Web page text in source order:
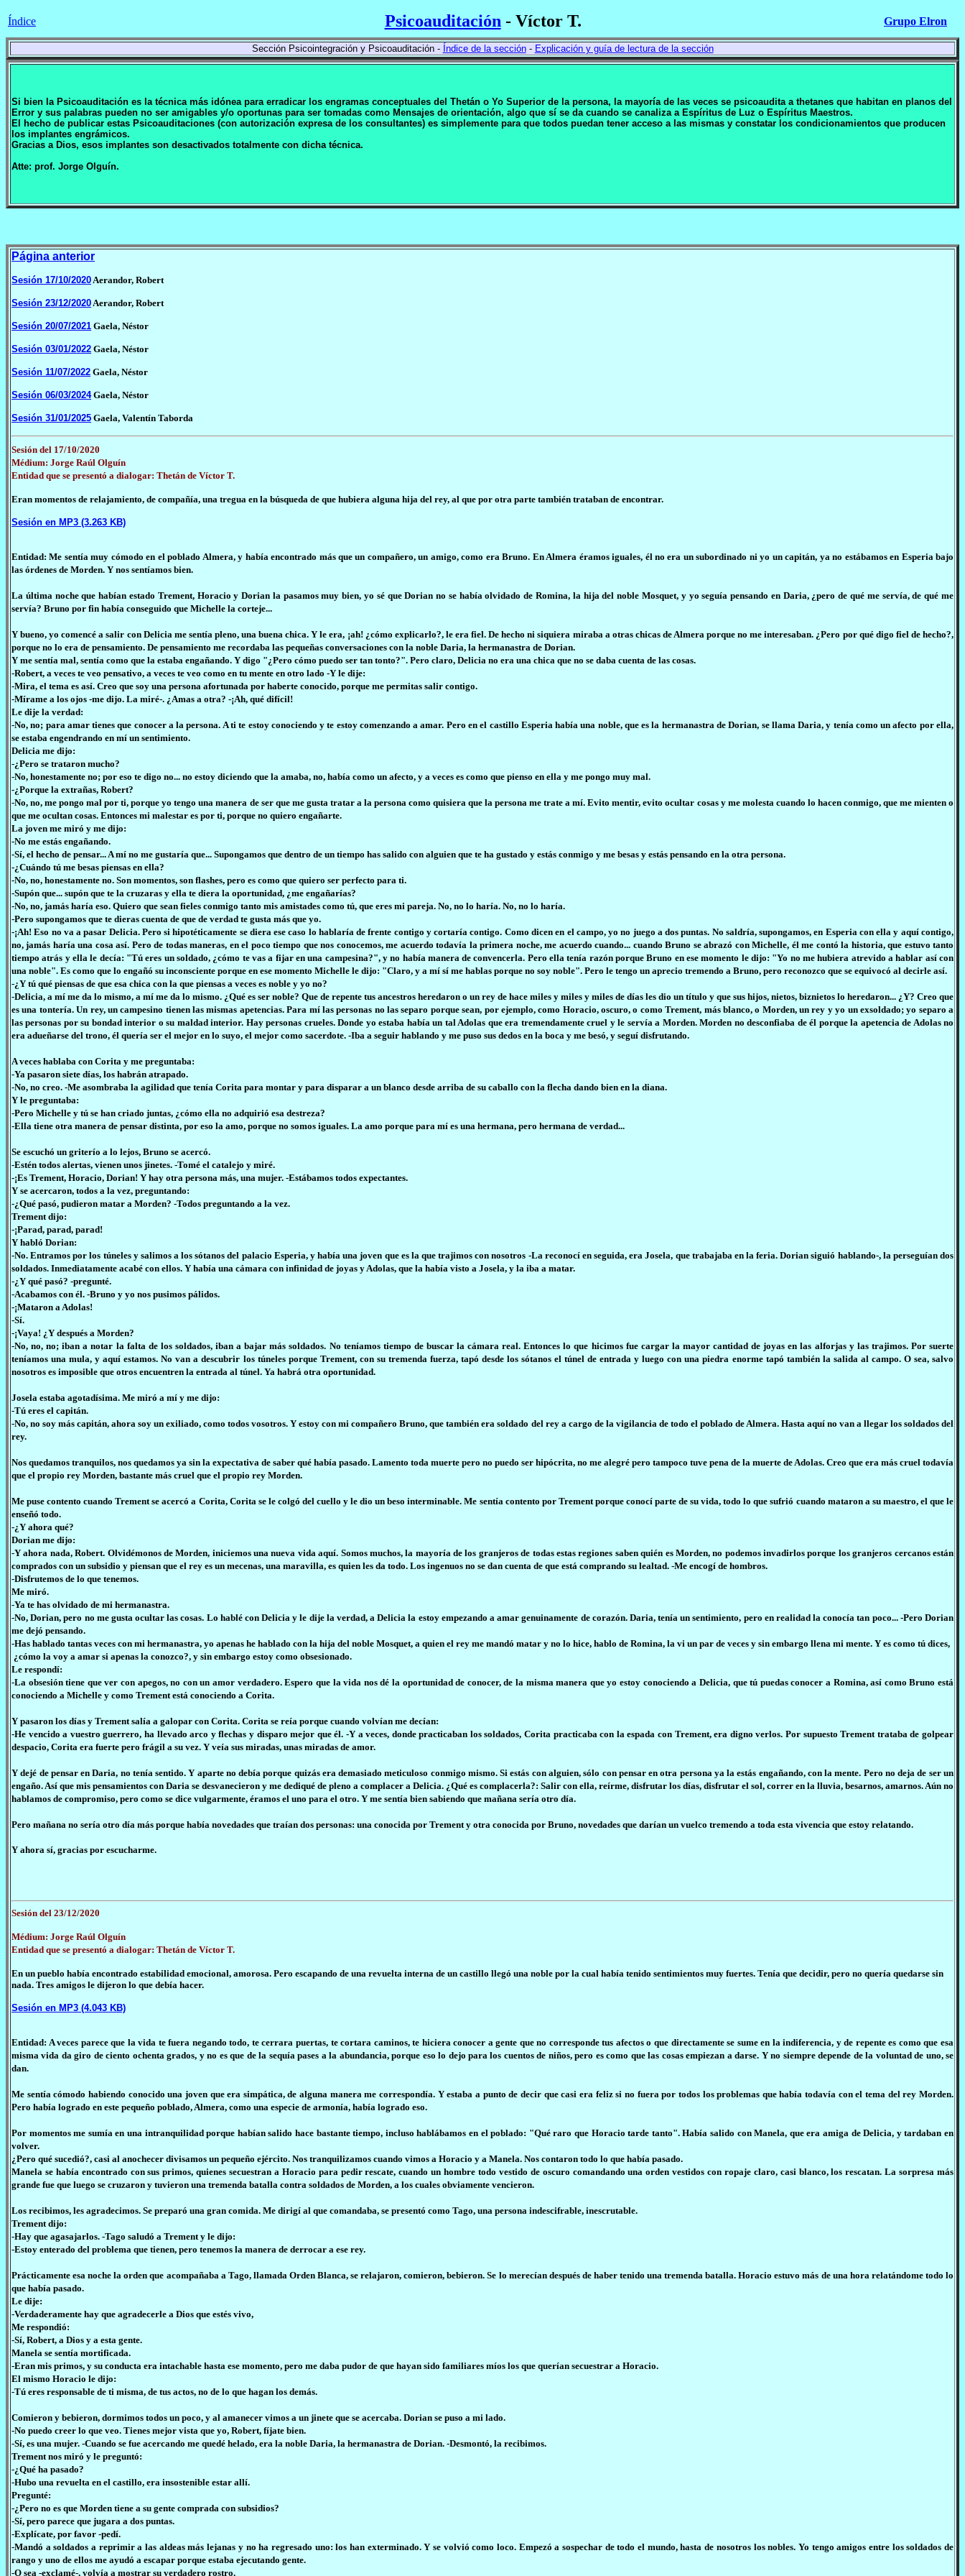
Índice Psicoauditación - Víctor T. Grupo Elron
Sección Psicointegración y Psicoauditación - Índice de la sección- Explicación y guía de lectura de la sección
Si bien la Psicoauditación es la técnica más idónea para erradicar los engramas conceptuales del Thetán o Yo Superior de la persona, la mayoría de las veces se psicoaudita a thetanes que habitan en planos del
Error y sus palabras pueden no ser amigables y/o oportunas para ser tomadas como Mensajes de orientación, algo que sí se da cuando se canaliza a Espíritus de Luz o Espíritus Maestros.
El hecho de publicar estas Psicoauditaciones (con autorización expresa de los consultantes) es simplemente para que todos puedan tener acceso a las mismas y constatar los condicionamientos que producen
los implantes engrámicos.
Gracias a Dios, esos implantes son desactivados totalmente con dicha técnica.
Atte: prof. Jorge Olguín.
Página anterior
Sesión 17/10/2020Aerandor, Robert
Sesión 23/12/2020Aerandor, Robert
Sesión 20/07/2021 Gaela, Néstor
Sesión 03/01/2022 Gaela, Néstor
Sesión 11/07/2022 Gaela, Néstor
Sesión 06/03/2024Gaela, Néstor
Sesión 31/01/2025 Gaela, Valentín Taborda
Sesión del 17/10/2020
Médium: Jorge Raúl Olguín
Entidad que se presentó a dialogar: Thetán de Víctor T.
Eran momentos de relajamiento, de compañía, una tregua en la búsqueda de que hubiera alguna hija del rey, al que por otra parte también trataban de encontrar.
Sesión en MP3 (3.263 KB)
Entidad: Me sentía muy cómodo en el poblado Almera, y había encontrado más que un compañero, un amigo, como era Bruno. En Almera éramos iguales, él no era un subordinado ni yo un capitán, ya no estábamos en Esperia bajo
las órdenes de Morden. Y nos sentíamos bien.
La última noche que habían estado Trement, Horacio y Dorian la pasamos muy bien, yo sé que Dorian no se había olvidado de Romina, la hija del noble Mosquet, y yo seguía pensando en Daria, ¿pero de qué me servía, de qué me
servía? Bruno por fin había conseguido que Michelle la corteje...
Y bueno, yo comencé a salir con Delicia me sentía pleno, una buena chica. Y le era, ¡ah! ¿cómo explicarlo?, le era fiel. De hecho ni siquiera miraba a otras chicas de Almera porque no me interesaban. ¿Pero por qué digo fiel de hecho?,
porque no lo era de pensamiento. De pensamiento me recordaba las pequeñas conversaciones con la noble Daria, la hermanastra de Dorian.
Y me sentía mal, sentía como que la estaba engañando. Y digo "¿Pero cómo puedo ser tan tonto?". Pero claro, Delicia no era una chica que no se daba cuenta de las cosas.
-Robert, a veces te veo pensativo, a veces te veo como en tu mente en otro lado -Y le dije:
-Mira, el tema es así. Creo que soy una persona afortunada por haberte conocido, porque me permitas salir contigo.
-Mírame a los ojos -me dijo. La miré-. ¿Amas a otra? -¡Ah, qué difícil!
Le dije la verdad:
-No, no; para amar tienes que conocer a la persona. A ti te estoy conociendo y te estoy comenzando a amar. Pero en el castillo Esperia había una noble, que es la hermanastra de Dorian, se llama Daria, y tenía como un afecto por ella,
se estaba engendrando en mí un sentimiento.
Delicia me dijo:
-¿Pero se trataron mucho?
-No, honestamente no; por eso te digo no... no estoy diciendo que la amaba, no, había como un afecto, y a veces es como que pienso en ella y me pongo muy mal.
-¿Porque la extrañas, Robert?
-No, no, me pongo mal por ti, porque yo tengo una manera de ser que me gusta tratar a la persona como quisiera que la persona me trate a mí. Evito mentir, evito ocultar cosas y me molesta cuando lo hacen conmigo, que me mienten o
que me ocultan cosas. Entonces mi malestar es por ti, porque no quiero engañarte.
La joven me miró y me dijo:
-No me estás engañando.
-Sí, el hecho de pensar... A mí no me gustaría que... Supongamos que dentro de un tiempo has salido con alguien que te ha gustado y estás conmigo y me besas y estás pensando en la otra persona.
-¿Cuándo tú me besas piensas en ella?
-No, no, honestamente no. Son momentos, son flashes, pero es como que quiero ser perfecto para ti.
-Supón que... supón que te la cruzaras y ella te diera la oportunidad, ¿me engañarías?
-No, no, jamás haría eso. Quiero que sean fieles conmigo tanto mis amistades como tú, que eres mi pareja. No, no lo haría. No, no lo haría.
-Pero supongamos que te dieras cuenta de que de verdad te gusta más que yo.
-¡Ah! Eso no va a pasar Delicia. Pero si hipotéticamente se diera ese caso lo hablaría de frente contigo y cortaría contigo. Como dicen en el campo, yo no juego a dos puntas. No saldría, supongamos, en Esperia con ella y aquí contigo,
no, jamás haría una cosa así. Pero de todas maneras, en el poco tiempo que nos conocemos, me acuerdo todavía la primera noche, me acuerdo cuando... cuando Bruno se abrazó con Michelle, él me contó la historia, que estuvo tanto
tiempo atrás y ella le decía: "Tú eres un soldado, ¿cómo te vas a fijar en una campesina?", y no había manera de convencerla. Pero ella tenía razón porque Bruno en ese momento le dijo: "Yo no me hubiera atrevido a hablar así con
una noble". Es como que lo engañó su inconsciente porque en ese momento Michelle le dijo: "Claro, y a mí sí me hablas porque no soy noble". Pero le tengo un aprecio tremendo a Bruno, pero reconozco que se equivocó al decirle así.
-¿Y tú qué piensas de que esa chica con la que piensas a veces es noble y yo no?
-Delicia, a mí me da lo mismo, a mí me da lo mismo. ¿Qué es ser noble? Que de repente tus ancestros heredaron o un rey de hace miles y miles y miles de días les dio un título y que sus hijos, nietos, biznietos lo heredaron... ¿Y? Creo que
es una tontería. Un rey, un campesino tienen las mismas apetencias. Para mí las personas no las separo porque sean, por ejemplo, como Horacio, oscuro, o como Trement, más blanco, o Morden, un rey y yo un exsoldado; yo separo a
las personas por su bondad interior o su maldad interior. Hay personas crueles. Donde yo estaba había un tal Adolas que era tremendamente cruel y le servía a Morden. Morden no desconfiaba de él porque la apetencia de Adolas no
era adueñarse del trono, él quería ser el mejor en lo suyo, el mejor como sacerdote. -Iba a seguir hablando y me puso sus dedos en la boca y me besó, y seguí disfrutando.
A veces hablaba con Corita y me preguntaba:
-Ya pasaron siete días, los habrán atrapado.
-No, no creo. -Me asombraba la agilidad que tenía Corita para montar y para disparar a un blanco desde arriba de su caballo con la flecha dando bien en la diana.
Y le preguntaba:
-Pero Michelle y tú se han criado juntas, ¿cómo ella no adquirió esa destreza?
-Ella tiene otra manera de pensar distinta, por eso la amo, porque no somos iguales. La amo porque para mí es una hermana, pero hermana de verdad...
Se escuchó un griterío a lo lejos, Bruno se acercó.
-Estén todos alertas, vienen unos jinetes. -Tomé el catalejo y miré.
-¡Es Trement, Horacio, Dorian! Y hay otra persona más, una mujer. -Estábamos todos expectantes.
Y se acercaron, todos a la vez, preguntando:
-¿Qué pasó, pudieron matar a Morden? -Todos preguntando a la vez.
Trement dijo:
-¡Parad, parad, parad!
Y habló Dorian:
-No. Entramos por los túneles y salimos a los sótanos del palacio Esperia, y había una joven que es la que trajimos con nosotros -La reconocí en seguida, era Josela, que trabajaba en la feria. Dorian siguió hablando-, la perseguían dos
soldados. Inmediatamente acabé con ellos. Y había una cámara con infinidad de joyas y Adolas, que la había visto a Josela, y la iba a matar.
-¿Y qué pasó? -pregunté.
-Acabamos con él. -Bruno y yo nos pusimos pálidos.
-¡Mataron a Adolas!
-Sí.
-¡Vaya! ¿Y después a Morden?
-No, no, no; iban a notar la falta de los soldados, iban a bajar más soldados. No teníamos tiempo de buscar la cámara real. Entonces lo que hicimos fue cargar la mayor cantidad de joyas en las alforjas y las trajimos. Por suerte
teníamos una mula, y aquí estamos. No van a descubrir los túneles porque Trement, con su tremenda fuerza, tapó desde los sótanos el túnel de entrada y luego con una piedra enorme tapó también la salida al campo. O sea, salvo
nosotros es imposible que otros encuentren la entrada al túnel. Ya habrá otra oportunidad.
Josela estaba agotadísima. Me miró a mí y me dijo:
-Tú eres el capitán.
-No, no soy más capitán, ahora soy un exiliado, como todos vosotros. Y estoy con mi compañero Bruno, que también era soldado del rey a cargo de la vigilancia de todo el poblado de Almera. Hasta aquí no van a llegar los soldados del
rey.
Nos quedamos tranquilos, nos quedamos ya sin la expectativa de saber qué había pasado. Lamento toda muerte pero no puedo ser hipócrita, no me alegré pero tampoco tuve pena de la muerte de Adolas. Creo que era más cruel todavía
que el propio rey Morden, bastante más cruel que el propio rey Morden.
Me puse contento cuando Trement se acercó a Corita, Corita se le colgó del cuello y le dio un beso interminable. Me sentía contento por Trement porque conocí parte de su vida, todo lo que sufrió cuando mataron a su maestro, el que le
enseñó todo.
-¿Y ahora qué?
Dorian me dijo:
-Y ahora nada, Robert. Olvidémonos de Morden, iniciemos una nueva vida aquí. Somos muchos, la mayoría de los granjeros de todas estas regiones saben quién es Morden, no podemos invadirlos porque los granjeros cercanos están
comprados con un subsidio y piensan que el rey es un mecenas, una maravilla, es quien les da todo. Los ingenuos no se dan cuenta de que está comprando su lealtad. -Me encogí de hombros.
-Disfrutemos de lo que tenemos.
Me miró.
-Ya te has olvidado de mi hermanastra.
-No, Dorian, pero no me gusta ocultar las cosas. Lo hablé con Delicia y le dije la verdad, a Delicia la estoy empezando a amar genuinamente de corazón. Daria, tenía un sentimiento, pero en realidad la conocía tan poco... -Pero Dorian
me dejó pensando.
-Has hablado tantas veces con mi hermanastra, yo apenas he hablado con la hija del noble Mosquet, a quien el rey me mandó matar y no lo hice, hablo de Romina, la vi un par de veces y sin embargo llena mi mente. Y es como tú dices,
¿cómo la voy a amar si apenas la conozco?, y sin embargo estoy como obsesionado.
Le respondí:
-La obsesión tiene que ver con apegos, no con un amor verdadero. Espero que la vida nos dé la oportunidad de conocer, de la misma manera que yo estoy conociendo a Delicia, que tú puedas conocer a Romina, así como Bruno está
conociendo a Michelle y como Trement está conociendo a Corita.
Y pasaron los días y Trement salía a galopar con Corita. Corita se reía porque cuando volvían me decían:
-He vencido a vuestro guerrero, ha llevado arco y flechas y disparo mejor que él. -Y a veces, donde practicaban los soldados, Corita practicaba con la espada con Trement, era digno verlos. Por supuesto Trement trataba de golpear
despacio, Corita era fuerte pero frágil a su vez. Y veía sus miradas, unas miradas de amor.
Y dejé de pensar en Daria, no tenía sentido. Y aparte no debía porque quizás era demasiado meticuloso conmigo mismo. Si estás con alguien, sólo con pensar en otra persona ya la estás engañando, con la mente. Pero no deja de ser un
engaño. Así que mis pensamientos con Daria se desvanecieron y me dediqué de pleno a complacer a Delicia. ¿Qué es complacerla?: Salir con ella, reírme, disfrutar los días, disfrutar el sol, correr en la lluvia, besarnos, amarnos. Aún no
hablamos de compromiso, pero como se dice vulgarmente, éramos el uno para el otro. Y me sentía bien sabiendo que mañana sería otro día.
Pero mañana no sería otro día más porque había novedades que traían dos personas: una conocida por Trement y otra conocida por Bruno, novedades que darían un vuelco tremendo a toda esta vivencia que estoy relatando.
Y ahora sí, gracias por escucharme.
Sesión del 23/12/2020
Médium: Jorge Raúl Olguín
Entidad que se presentó a dialogar: Thetán de Víctor T.
En un pueblo había encontrado estabilidad emocional, amorosa. Pero escapando de una revuelta interna de un castillo llegó una noble por la cual había tenido sentimientos muy fuertes. Tenía que decidir, pero no quería quedarse sin
nada. Tres amigos le dijeron lo que debía hacer.
Sesión en MP3 (4.043 KB)
Entidad: A veces parece que la vida te fuera negando todo, te cerrara puertas, te cortara caminos, te hiciera conocer a gente que no corresponde tus afectos o que directamente se sume en la indiferencia, y de repente es como que esa
misma vida da giro de ciento ochenta grados, y no es que de la sequía pases a la abundancia, porque eso lo dejo para los cuentos de niños, pero es como que las cosas empiezan a darse. Y no siempre depende de la voluntad de uno, se
dan.
Me sentía cómodo habiendo conocido una joven que era simpática, de alguna manera me correspondía. Y estaba a punto de decir que casi era feliz si no fuera por todos los problemas que había todavía con el tema del rey Morden.
Pero había logrado en este pequeño poblado, Almera, como una especie de armonía, había logrado eso.
Por momentos me sumía en una intranquilidad porque habían salido hace bastante tiempo, incluso hablábamos en el poblado: "Qué raro que Horacio tarde tanto". Había salido con Manela, que era amiga de Delicia, y tardaban en
volver.
¿Pero qué sucedió?, casi al anochecer divisamos un pequeño ejército. Nos tranquilizamos cuando vimos a Horacio y a Manela. Nos contaron todo lo que había pasado.
Manela se había encontrado con sus primos, quienes secuestran a Horacio para pedir rescate, cuando un hombre todo vestido de oscuro comandando una orden vestidos con ropaje claro, casi blanco, los rescatan. La sorpresa más
grande fue que luego se cruzaron y tuvieron una tremenda batalla contra soldados de Morden, a los cuales obviamente vencieron.
Los recibimos, les agradecimos. Se preparó una gran comida. Me dirigí al que comandaba, se presentó como Tago, una persona indescifrable, inescrutable.
Trement dijo:
-Hay que agasajarlos. -Tago saludó a Trement y le dijo:
-Estoy enterado del problema que tienen, pero tenemos la manera de derrocar a ese rey.
Prácticamente esa noche la orden que acompañaba a Tago, llamada Orden Blanca, se relajaron, comieron, bebieron. Se lo merecían después de haber tenido una tremenda batalla. Horacio estuvo más de una hora relatándome todo lo
que había pasado.
Le dije:
-Verdaderamente hay que agradecerle a Dios que estés vivo,
Me respondió:
-Sí, Robert, a Dios y a esta gente.
Manela se sentía mortificada.
-Eran mis primos, y su conducta era intachable hasta ese momento, pero me daba pudor de que hayan sido familiares míos los que querían secuestrar a Horacio.
El mismo Horacio le dijo:
-Tú eres responsable de ti misma, de tus actos, no de lo que hagan los demás.
Comieron y bebieron, dormimos todos un poco, y al amanecer vimos a un jinete que se acercaba. Dorian se puso a mi lado.
-No puedo creer lo que veo. Tienes mejor vista que yo, Robert, fíjate bien.
-Sí, es una mujer. -Cuando se fue acercando me quedé helado, era la noble Daria, la hermanastra de Dorian. -Desmontó, la recibimos.
Trement nos miró y le preguntó:
-¿Qué ha pasado?
-Hubo una revuelta en el castillo, era insostenible estar allí.
Pregunté:
-¿Pero no es que Morden tiene a su gente comprada con subsidios?
-Sí, pero parece que jugara a dos puntas.
-Explícate, por favor -pedí.
-Mandó a soldados a reprimir a las aldeas más lejanas y no ha regresado uno: los han exterminado. Y se volvió como loco. Empezó a sospechar de todo el mundo, hasta de nosotros los nobles. Yo tengo amigos entre los soldados de
rango y uno de ellos me ayudó a escapar porque estaba ejecutando gente.
-O sea -exclamé-, volvía a mostrar su verdadero rostro.